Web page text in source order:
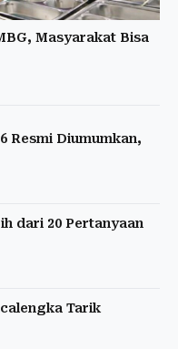
Masyarakat Bisa
Resmi Diumumkan,
dari 20 Pertanyaan
Tarik